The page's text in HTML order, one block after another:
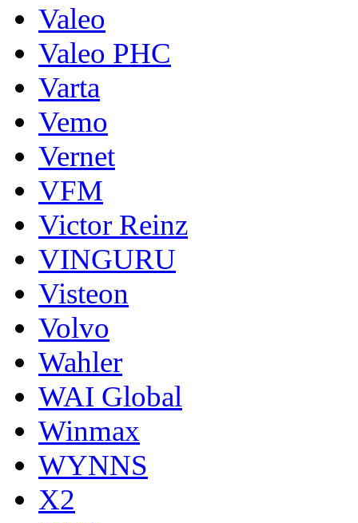
Valeo
Valeo PHC
Varta
Vemo
Vernet
VFM
Victor Reinz
VINGURU
Visteon
Volvo
Wahler
WAI Global
Winmax
WYNNS
X2